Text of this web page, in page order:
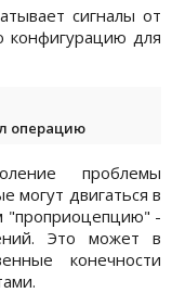
сигналы от
конфигурацию для
операцию
проблемы
могут двигаться в
"проприоцепцию" -
Это может в
конечности